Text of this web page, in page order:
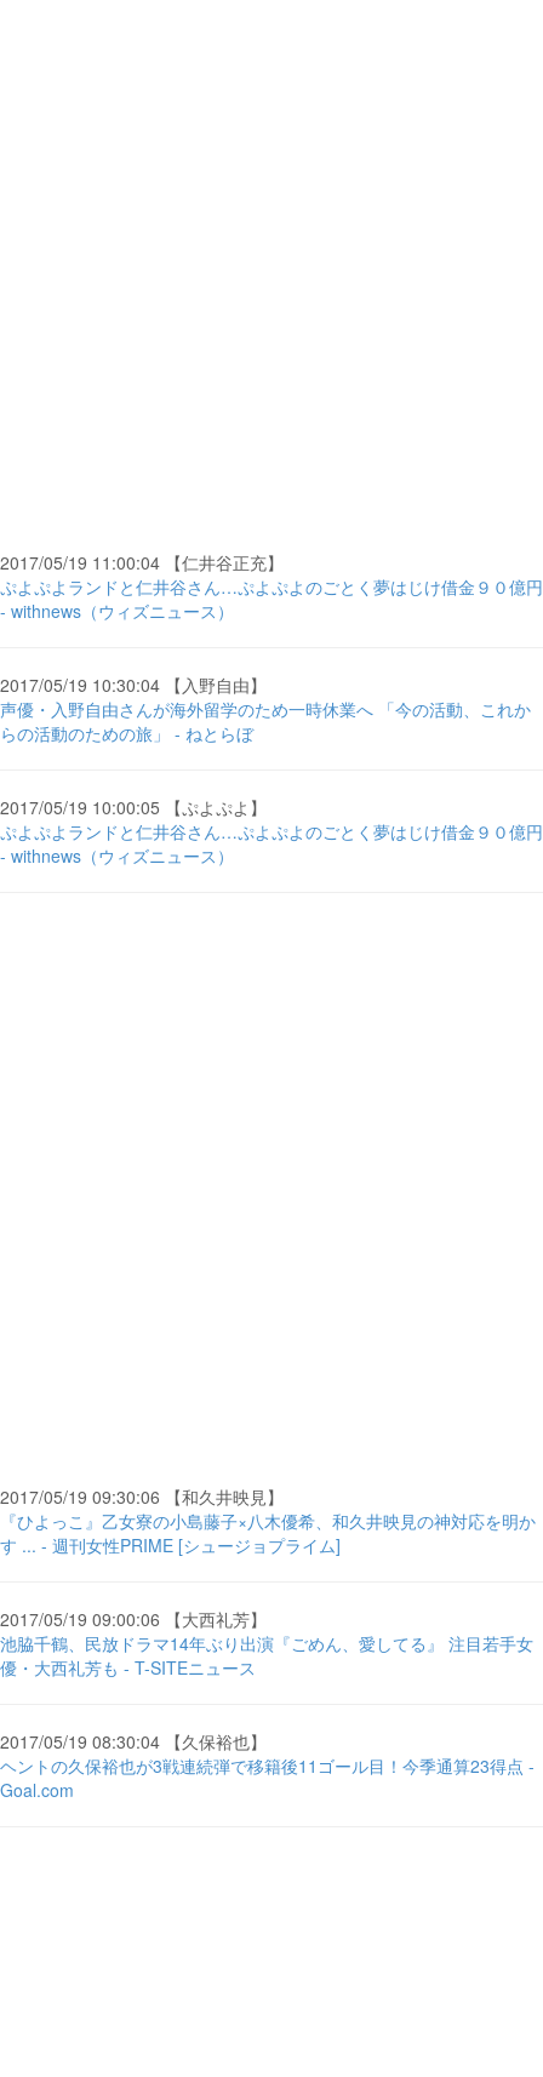
2017/05/19 11:00:04 【仁井谷正充】
ぷよぷよランドと仁井谷さん…ぷよぷよのごとく夢はじけ借金９０億円
- withnews（ウィズニュース）
2017/05/19 10:30:04 【入野自由】
声優・入野自由さんが海外留学のため一時休業へ 「今の活動、これか
らの活動のための旅」 - ねとらぼ
2017/05/19 10:00:05 【ぷよぷよ】
ぷよぷよランドと仁井谷さん…ぷよぷよのごとく夢はじけ借金９０億円
- withnews（ウィズニュース）
2017/05/19 09:30:06 【和久井映見】
『ひよっこ』乙女寮の小島藤子×八木優希、和久井映見の神対応を明か
す ... - 週刊女性PRIME [シュージョプライム]
2017/05/19 09:00:06 【大西礼芳】
池脇千鶴、民放ドラマ14年ぶり出演『ごめん、愛してる』 注目若手女
優・大西礼芳も - T-SITEニュース
2017/05/19 08:30:04 【久保裕也】
ヘントの久保裕也が3戦連続弾で移籍後11ゴール目！今季通算23得点 -
Goal.com